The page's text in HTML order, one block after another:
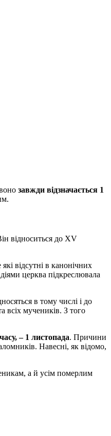
завжди відзначається 1
відноситься до XV
відсутні в канонічних
церква підкреслювала
в тому числі і до
всіх мучеників. З того
– 1 листопада. Причини
Навесні, як відомо,
а й усім померлим